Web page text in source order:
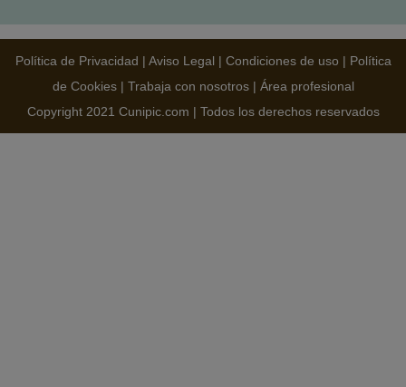
Política de Privacidad | Aviso Legal | Condiciones de uso | Política
de Cookies| Trabaja con nosotros| Área profesional
Copyright 2021 Cunipic.com | Todos los derechos reservados